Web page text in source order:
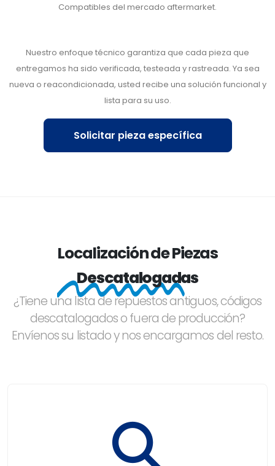
Compatibles del mercado aftermarket.
Nuestro enfoque técnico garantiza que cada pieza que
entregamos ha sido verificada, testeada y rastreada. Ya sea
nueva o reacondicionada, usted recibe una solución funcional y
lista para su uso.
Solicitar pieza específica
Localización de Piezas
Descatalogadas
¿Tiene una lista de repuestos antiguos, códigos
descatalogados o fuera de producción?
Envíenos su listado y nos encargamos del resto.